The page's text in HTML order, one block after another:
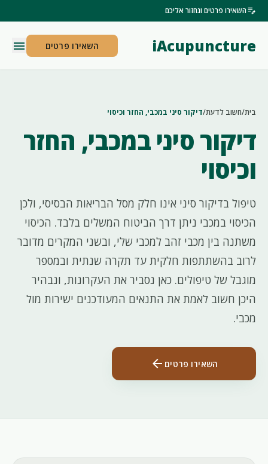
edit_noteהשאירו פרטים ונחזור אליכם
iAcupuncture השאירו פרטים menu
בית/חשוב לדעת/דיקור סיני במכבי, החזר וכיסוי
דיקור סיני במכבי, החזר
וכיסוי
טיפול בדיקור סיני אינו חלק מסל הבריאות הבסיסי, ולכן
הכיסוי במכבי ניתן דרך הביטוח המשלים בלבד. הכיסוי
משתנה בין מכבי זהב למכבי שלי, ובשני המקרים מדובר
לרוב בהשתתפות חלקית עד תקרה שנתית ובמספר
מוגבל של טיפולים. כאן נסביר את העקרונות, ונבהיר
היכן חשוב לאמת את התנאים המעודכנים ישירות מול
מכבי.
השאירו פרטים arrow_back